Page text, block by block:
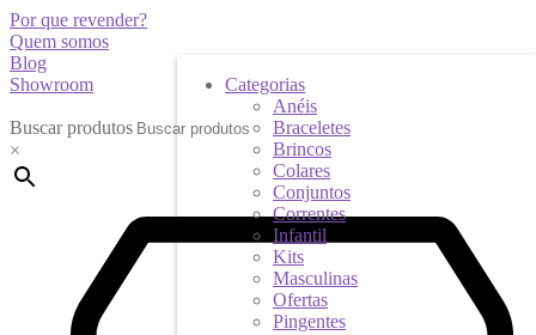
Por que revender?
Quem somos
Blog
Showroom
Buscar produtos
×
Categorias
Anéis
Braceletes
Brincos
Colares
Conjuntos
Correntes
Infantil
Kits
Masculinas
Ofertas
Pingentes